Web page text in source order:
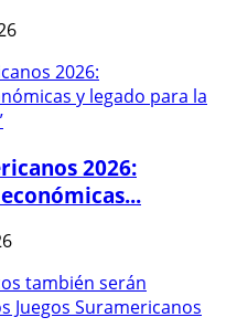
2026: